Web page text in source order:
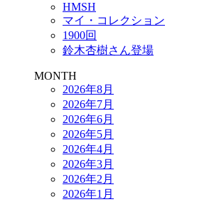
HMSH
マイ・コレクション
1900回
鈴木杏樹さん登場
MONTH
2026年8月
2026年7月
2026年6月
2026年5月
2026年4月
2026年3月
2026年2月
2026年1月